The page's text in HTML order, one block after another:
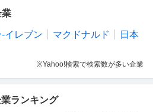
業
イレブン マクドナルド
日本
※Yahoo!検索で検索数が多い企業
ランキング